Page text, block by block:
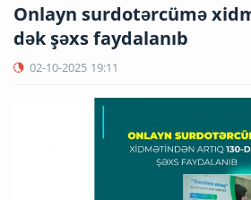
Onlayn surdotərcümə
dək şəxs faydalanıb
02-10-2025 19:11